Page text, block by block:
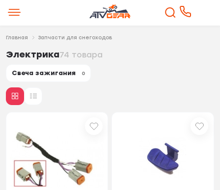
Главная Запчасти для снегоходов
Электрика74 товара
Свеча зажигания 0